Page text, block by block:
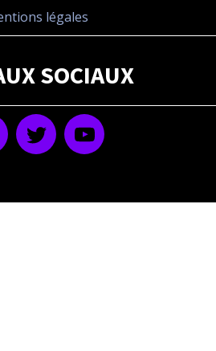
légales
SOCIAUX